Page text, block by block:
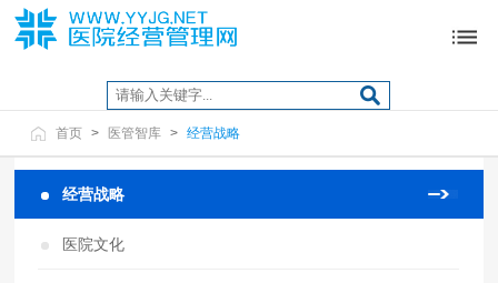
首页 > 医管智库 > 经营战略
经营战略
医院文化